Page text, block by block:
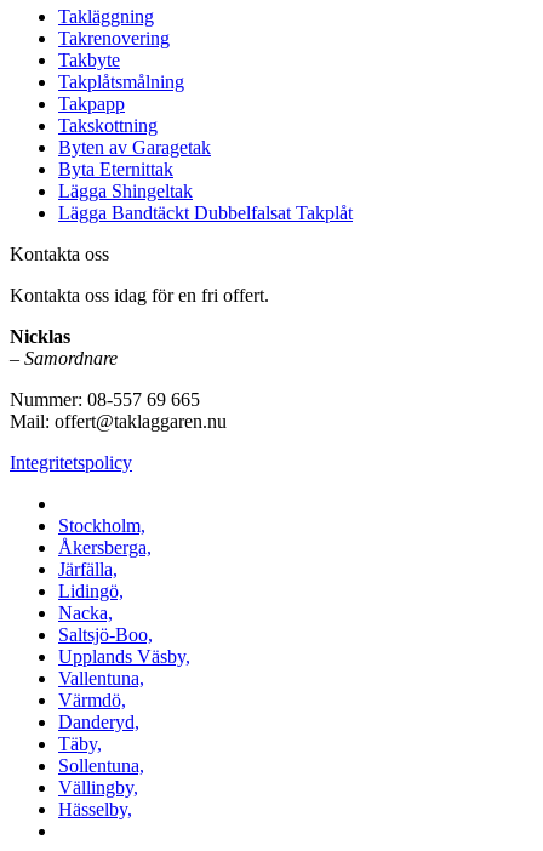
Takläggning
Takrenovering
Takbyte
Takplåtsmålning
Takpapp
Takskottning
Byten av Garagetak
Byta Eternittak
Lägga Shingeltak
Lägga Bandtäckt Dubbelfalsat Takplåt
Kontakta oss
Kontakta oss idag för en fri offert.
Nicklas
– Samordnare
Nummer: 08-557 69 665
Mail: offert@taklaggaren.nu
Integritetspolicy
Stockholm,
Åkersberga,
Järfälla,
Lidingö,
Nacka,
Saltsjö-Boo,
Upplands Väsby,
Vallentuna,
Värmdö,
Danderyd,
Täby,
Sollentuna,
Vällingby,
Hässelby,